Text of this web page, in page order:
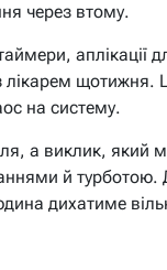
через втому.
аплікації
лікарем щотижня.
на систему.
а виклик, який
й турботою.
дихатиме